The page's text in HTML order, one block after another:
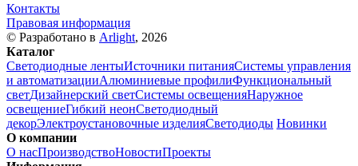
Контакты
Правовая информация
© Разработано в Arlight, 2026
Каталог
Светодиодные лентыИсточники питанияСистемы управления
и автоматизацииАлюминиевые профилиФункциональный
светДизайнерский светСистемы освещенияНаружное
освещениеГибкий неонСветодиодный
декорЭлектроустановочные изделияСветодиоды Новинки
О компании
О насПроизводствоНовостиПроекты